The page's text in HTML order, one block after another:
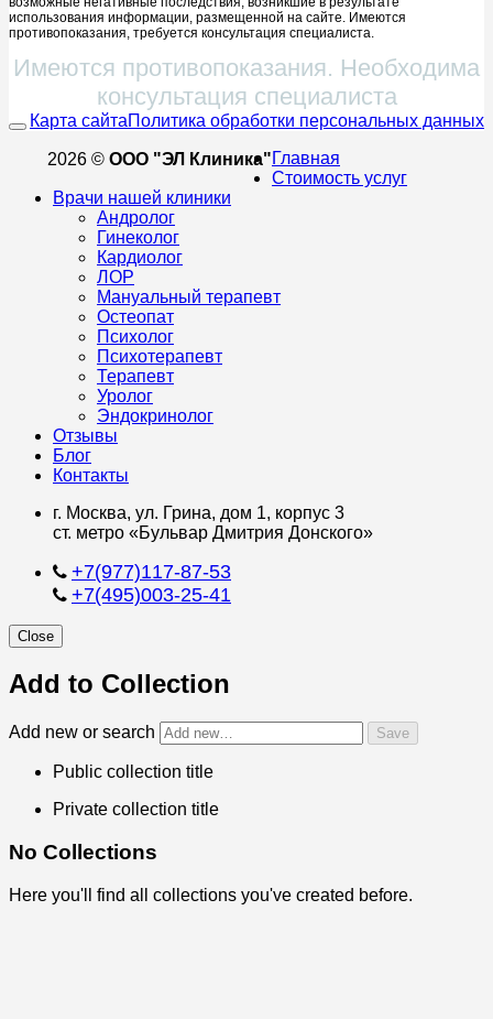
использования информации, размещенной на сайте. Имеются
противопоказания, требуется консультация специалиста.
Имеются противопоказания. Необходима
консультация специалиста
Карта сайтаПолитика обработки персональных данных
2026 © ООО "ЭЛ Клиника"Главная
Стоимость услуг
Врачи нашей клиники
Андролог
Гинеколог
Кардиолог
ЛОР
Мануальный терапевт
Остеопат
Психолог
Психотерапевт
Терапевт
Уролог
Эндокринолог
Отзывы
Блог
Контакты
г. Москва, ул. Грина, дом 1, корпус 3
ст. метро «Бульвар Дмитрия Донского»
+7(977)117-87-53
+7(495)003-25-41
Close
Add to Collection
Add new or search
Public collection title
Private collection title
No Collections
Here you'll find all collections you've created before.